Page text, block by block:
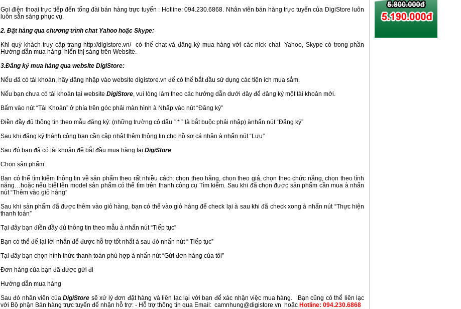
Gọi điện thoại trực tiếp đến tổng đài bán hàng trực tuyến : Hotline: 094.230.6868. Nhân viên bán hàng trực tuyến của DigiStore luôn
luôn sẵn sàng phục vụ.
2. Đặt hàng qua chương trình chat Yahoo hoặc Skype:
Khi quý khách truy cập trang http://digistore.vn/ có thể chat và đăng ký mua hàng với các nick chat Yahoo, Skype có trong phần
Hướng dẫn mua hàng hiển thị sáng trên Website.
3.Đăng ký mua hàng qua website DigiStore:
Nếu đã có tài khoản, hãy đăng nhập vào website digistore.vn để có thể bắt đầu sử dụng các tiện ích mua sắm.
Nếu bạn chưa có tài khoản tại website DigiStore, vui lòng làm theo các hướng dẫn dưới đây để đăng ký một tài khoản mới.
Bấm vào nút “Tài Khoản” ở phía trên góc phải màn hình à Nhấp vào nút “Đăng ký”
Điền đầy đủ thông tin theo mẫu đăng ký: (những trường có dấu “ * ” là bắt buộc phải nhập) ànhấn nút “Đăng ký”
Sau khi đăng ký thành công bạn cần cập nhật thêm thông tin cho hồ sơ cá nhân à nhấn nút “Lưu”
Sau đó bạn đã có tài khoản để bắt đầu mua hàng tại DigiStore
Chọn sản phẩm:
Bạn có thể tìm kiếm thông tin về sản phẩm theo rất nhiều cách: chọn theo hãng, chọn theo giá, chọn theo chức năng, chọn theo tính
năng…hoặc nếu biết tên model sản phẩm có thể tìm trên thanh công cụ Tìm kiếm. Sau khi đã chọn được sản phẩm cần mua à nhấn
nút “Thêm vào giỏ hàng”
Sau khi sản phẩm đã được thêm vào giỏ hàng, bạn có thể vào giỏ hàng để check lại à sau khi đã check xong à nhấn nút “Thực hiện
thanh toán”
Tại đây bạn điền đầy đủ thông tin theo mẫu à nhấn nút “Tiếp tục”
Bạn có thể để lại lời nhắn để được hỗ trợ tốt nhất à sau đó nhấn nút “ Tiếp tục”
Tại đây bạn chọn hình thức thanh toán phù hợp à nhấn nút “Gửi đơn hàng của tôi”
Đơn hàng của bạn đã được gửi đi
Hướng dẫn mua hàng
Sau đó nhân viên củaDigiStore sẽ xử lý đơn đặt hàng và liên lạc lại với bạn để xác nhận việc mua hàng. Bạn cũng có thể liên lạc
với Bộ phận Bán hàng trực tuyến để nhận hỗ trợ: - Hỗ trợ thông tin qua Email: camnhung@digistore.vn hoặc Hotline: 094.230.6868